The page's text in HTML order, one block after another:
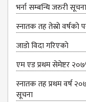
भर्ना सम्बन्धि जरुरी सूचना
स्नातक तह तेस्राे वर्षकाे
जाडाे विदा गरिएकाे
एम एड प्रथम सेमेष्टर
स्नातक तह प्रथम वर्ष
सूचना